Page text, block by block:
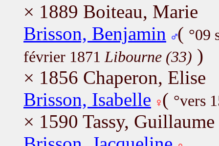
× 1889 Boiteau, Marie
Brisson, Benjamin
( °09
février 1871 Libourne (33) )
× 1856 Chaperon, Elise
Brisson, Isabelle ( °vers
× 1590 Tassy, Guillaume